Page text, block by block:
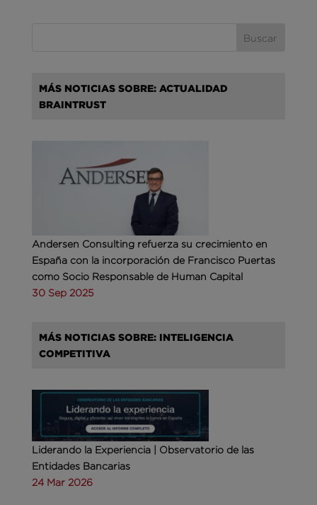
MÁS NOTICIAS SOBRE: ACTUALIDAD
BRAINTRUST
Andersen Consulting refuerza su crecimiento en
España con la incorporación de Francisco Puertas
como Socio Responsable de Human Capital
30 Sep 2025
MÁS NOTICIAS SOBRE: INTELIGENCIA
COMPETITIVA
Liderando la Experiencia | Observatorio de las
Entidades Bancarias
24 Mar 2026